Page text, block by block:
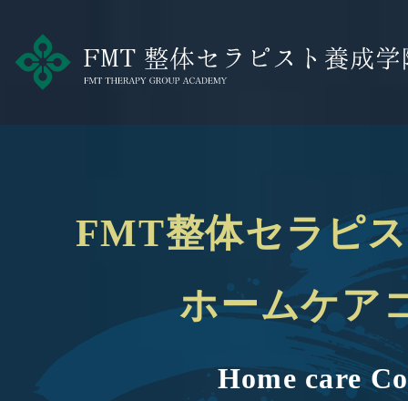
FMT整体セラピ
ホームケア
Home care